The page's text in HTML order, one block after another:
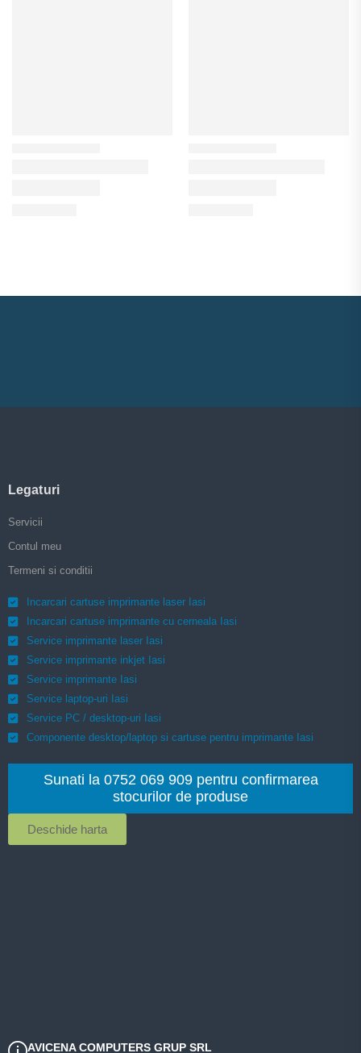
AVICENA COMPUTERS GRUP SRL
Legaturi
Servicii
Contul meu
Termeni si conditii
Incarcari cartuse imprimante laser Iasi
Incarcari cartuse imprimante cu cerneala Iasi
Service imprimante laser Iasi
Service imprimante inkjet Iasi
Service imprimante Iasi
Service laptop-uri Iasi
Service PC / desktop-uri Iasi
Componente desktop/laptop si cartuse pentru imprimante Iasi
Sunati la 0752 069 909 pentru confirmarea
stocurilor de produse
Deschide harta